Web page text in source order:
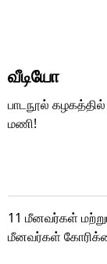
வீடியோ
பாடநூல்
மணி!
11 மீனவர்கள்
மீனவர்கள்